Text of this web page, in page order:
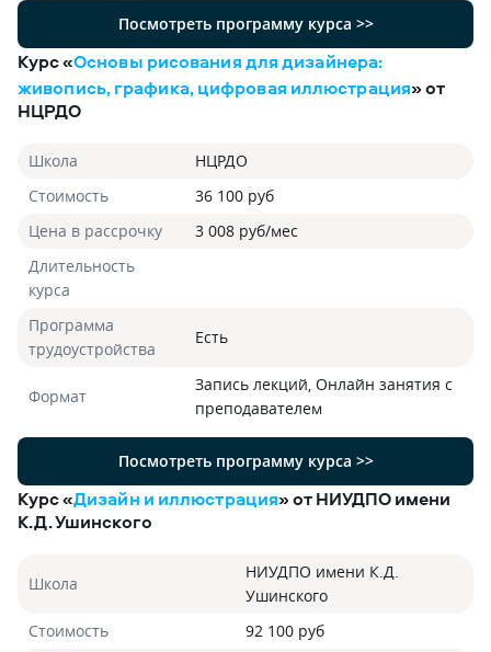
Посмотреть программу курса >>
Курс «Основы рисования для дизайнера:
живопись, графика, цифровая иллюстрация» от
НЦРДО
Школа
НЦРДО
Стоимость
36 100 руб
Цена в рассрочку
3 008 руб/мес
Длительность
курса
Программа
трудоустройства
Есть
Формат
Запись лекций, Онлайн занятия с
преподавателем
Посмотреть программу курса >>
Курс «Дизайн и иллюстрация» от НИУДПО имени
К.Д. Ушинского
Школа
НИУДПО имени К.Д.
Ушинского
Стоимость
92 100 руб